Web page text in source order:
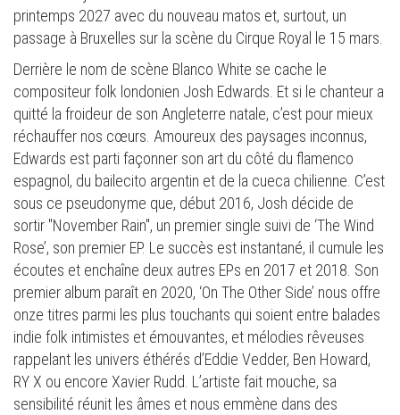
printemps 2027 avec du nouveau matos et, surtout, un
passage à Bruxelles sur la scène du Cirque Royal le 15 mars.
Derrière le nom de scène Blanco White se cache le
compositeur folk londonien Josh Edwards. Et si le chanteur a
quitté la froideur de son Angleterre natale, c’est pour mieux
réchauffer nos cœurs. Amoureux des paysages inconnus,
Edwards est parti façonner son art du côté du flamenco
espagnol, du bailecito argentin et de la cueca chilienne. C’est
sous ce pseudonyme que, début 2016, Josh décide de
sortir "November Rain", un premier single suivi de ‘The Wind
Rose’, son premier EP. Le succès est instantané, il cumule les
écoutes et enchaîne deux autres EPs en 2017 et 2018. Son
premier album paraît en 2020, ‘On The Other Side’ nous offre
onze titres parmi les plus touchants qui soient entre balades
indie folk intimistes et émouvantes, et mélodies rêveuses
rappelant les univers éthérés d’Eddie Vedder, Ben Howard,
RY X ou encore Xavier Rudd. L’artiste fait mouche, sa
sensibilité réunit les âmes et nous emmène dans des